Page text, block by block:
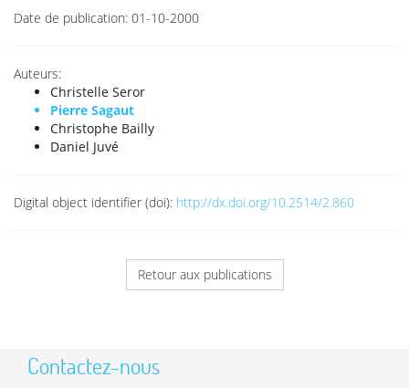
Date de publication: 01-10-2000
Auteurs:
Christelle Seror
Pierre Sagaut
Christophe Bailly
Daniel Juvé
Digital object identifier (doi): http://dx.doi.org/10.2514/2.860
Retour aux publications
Contactez-nous